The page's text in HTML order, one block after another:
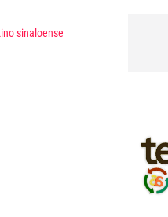
sinaloense